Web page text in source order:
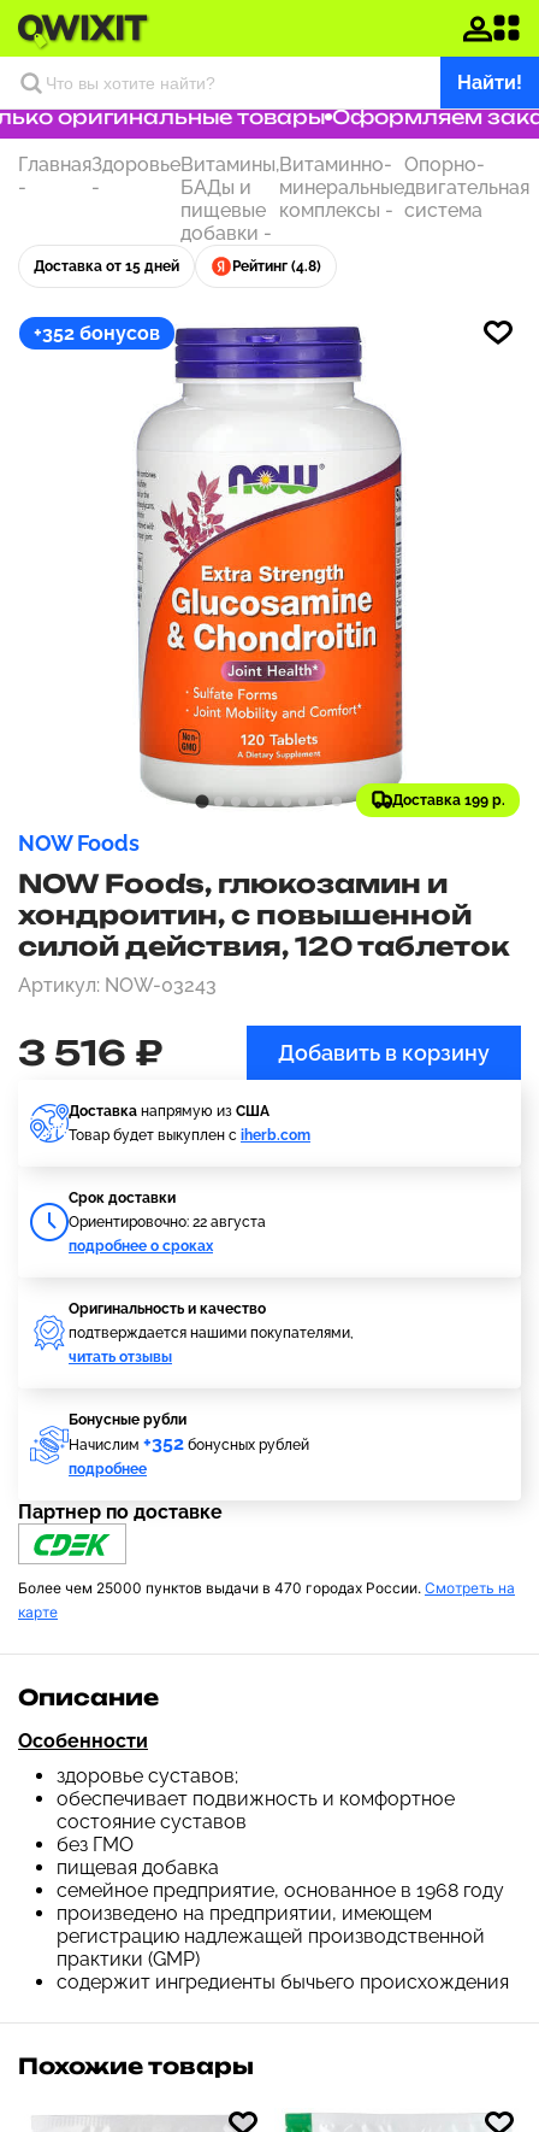
Найти!
оригинальные товары Оформляем заказ
Главная
-
Здоровье
-
Витамины,
БАДы и
пищевые
добавки -
Витаминно-
минеральные
комплексы -
Опорно-
двигательная
система
Доставка от 15 дней Рейтинг (4.8)
+352 бонусов
Доставка 199 р.
NOW Foods
NOW Foods, глюкозамин и
хондроитин, с повышенной
силой действия, 120 таблеток
Артикул: NOW-03243
3 516 ₽ Добавить в корзину
Доставка напрямую из США
Товар будет выкуплен с iherb.com
Cрок доставки
Ориентировочно: 22 августа
подробнее о сроках
Оригинальность и качество
подтверждается нашими покупателями,
читать отзывы
Бонусные рубли
Начислим +352 бонусных рублей
подробнее
Партнер по доставке
Более чем 25000 пунктов выдачи в 470 городах России. Смотреть на
карте
Описание
Особенности
здоровье суставов;
обеспечивает подвижность и комфортное
состояние суставов
без ГМО
пищевая добавка
семейное предприятие, основанное в 1968 году
произведено на предприятии, имеющем
регистрацию надлежащей производственной
практики (GMP)
содержит ингредиенты бычьего происхождения
Похожие товары